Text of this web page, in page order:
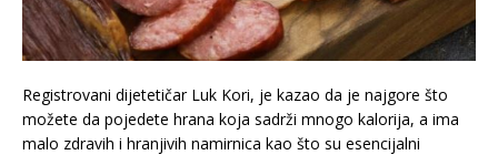
Registrovani dijetetičar Luk Kori, je kazao da je najgore što
možete da pojedete hrana koja sadrži mnogo kalorija, a ima
malo zdravih i hranjivih namirnica kao što su esencijalni